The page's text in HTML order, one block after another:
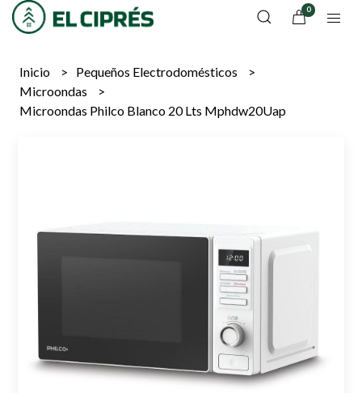
0
Inicio
Pequeños Electrodomésticos
Microondas
Microondas Philco Blanco 20 Lts Mphdw20Uap